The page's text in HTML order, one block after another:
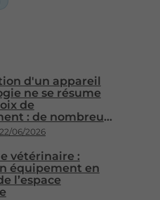
22/06/2026
d'un appareil
ne se résume
de
: de nombreux
la performance
de l'ensemble
vétérinaire :
équipement en
l’espace